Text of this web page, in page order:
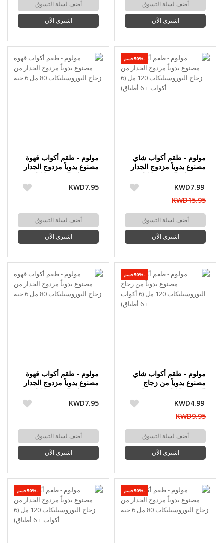
أضف لسلة التسوق
اشتري الآن
أضف لسلة التسوق
اشتري الآن
-50%حسم
مولوم - طقم أكواب شاي
مصنوع يدوياً مزدوج الجدار
من زجاج البوروسيليكات
KWD7.99
KWD15.95
أضف لسلة التسوق
اشتري الآن
مولوم - طقم أكواب قهوة
مصنوع يدوياً مزدوج الجدار
مل 6 حبة
KWD7.95
أضف لسلة التسوق
اشتري الآن
-50%حسم
مولوم - طقم أكواب شاي
مصنوع يدوياً من زجاج
أكواب + 6 أطباق)
KWD4.99
KWD9.95
أضف لسلة التسوق
اشتري الآن
مولوم - طقم أكواب قهوة
مصنوع يدوياً مزدوج الجدار
مل 6 حبة
KWD7.95
أضف لسلة التسوق
اشتري الآن
-50%حسم -50%حسم